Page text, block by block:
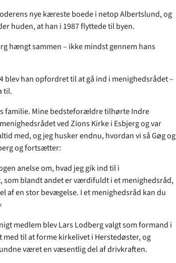
nye kæreste boede i netop Albertslund, og
huden, at han i 1987 flyttede til byen.
hængt sammen – ikke mindst gennem hans
blev han opfordret til at gå ind i menighedsrådet –
til.
familie. Mine bedsteforældre tilhørte Indre
ved Zions Kirke i Esbjerg og var
med, og jeg husker endnu, hvordan vi så Gøg og
og fortsætter:
anelse om, hvad jeg gik ind til i
som blandt andet er værdifuldt i et menighedsråd,
af en stor bevægelse. I et menighedsråd kan du
medlem blev Lars Lodberg valgt som formand i
til at forme kirkelivet i Herstedøster, og
været en væsentlig del af drivkraften.